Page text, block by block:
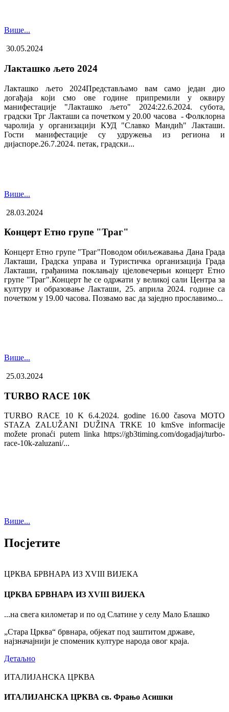
Више...
30.05.2024
Лакташко љето 2024
Лакташко љето 2024Представљамо вам само један дио
догађаја који смо ове године припремили у оквиру
манифестације "Лакташко љето" 2024:22.6.2024. субота,
градски Трг Лакташи са почетком у 20.00 часова - Фолклорна
чаролија у организацији КУД "Славко Мандић" Лакташи.
Гости манифестације су удружења из региона и
дијаспоре.26.7.2024. петак, градски...
Више...
28.03.2024
Концерт Етно групе "Траг"
Концерт Етно групе "Траг"Поводом обиљежавања Дана Града
Лакташи, Градска управа и Туристичка организација Града
Лакташи, грађанима поклањају цјеловечерњи концерт Етно
групе "Траг".Концерт ће се одржати у великој сали Центра за
културу и образовање Лакташи, 25. априла 2024. године са
почетком у 19.00 часова. Позвамо вас да заједно прославимо...
Више...
25.03.2024
TURBO RACE 10K
TURBO RACE 10 K 6.4.2024. godine 16.00 časova MOTO
STAZA ZALUŽANI DUŽINA TRKE 10 kmSve informacije
možete pronaći putem linka https://gb3timing.com/dogadjaj/turbo-
race-10k-zaluzani/...
Више...
Посјетите
ЦРКВА БРВНАРА ИЗ XVIII ВИЈЕКА
ЦРКВА БРВНАРА ИЗ XVIII ВИЈЕКА
...на свега километар и по од Слатине у селу Мало Блашко
„Стара Црква“ брвнара, објекат под заштитом државе,
најзначајнији је споменик културе народа овог краја.
Детаљно
ИТАЛИЈАНСКА ЦРКВА
ИТАЛИЈАНСКА ЦРКВА св. Фрањо Асишки